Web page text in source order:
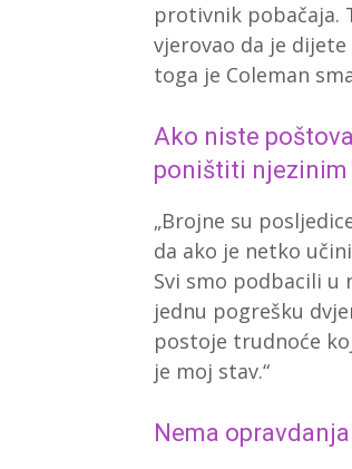
protivnik pobačaja.
vjerovao da je
toga je Coleman
Ako niste
poništiti njezinim
„Brojne su
da ako je netko
Svi smo podbacili u
jednu pogrešku
postoje trudnoće
je moj stav.“
Nema